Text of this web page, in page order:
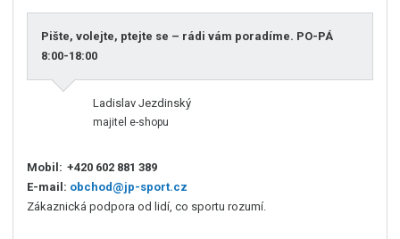
Pište, volejte, ptejte se – rádi vám poradíme. PO-PÁ
8:00-18:00
Ladislav Jezdinský
majitel e-shopu
Mobil: +420 602 881 389
E-mail: obchod@jp-sport.cz
Zákaznická podpora od lidí, co sportu rozumí.